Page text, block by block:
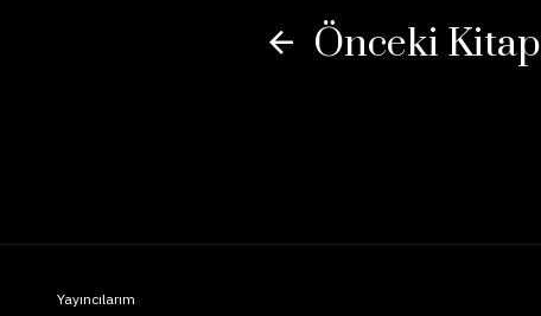
Önceki Kitap
Yayıncılarım